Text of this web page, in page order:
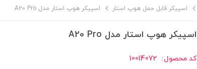
اسپیکر قابل حمل هوپ استار اسپیکر هوپ استار مدل A20 Pro
اسپیکر هوپ استار مدل A20 Pro
کد محصول: 10014072